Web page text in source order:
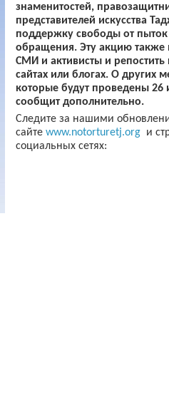
знаменитостей,
представителей искусства
поддержку свободы от пыток
обращения. Эту акцию также
СМИ и активисты и репостить
сайтах или блогах. О других
которые будут проведены 26
сообщит дополнительно.
Следите за нашими
сайте www.notorturetj.org и
социальных сетях: